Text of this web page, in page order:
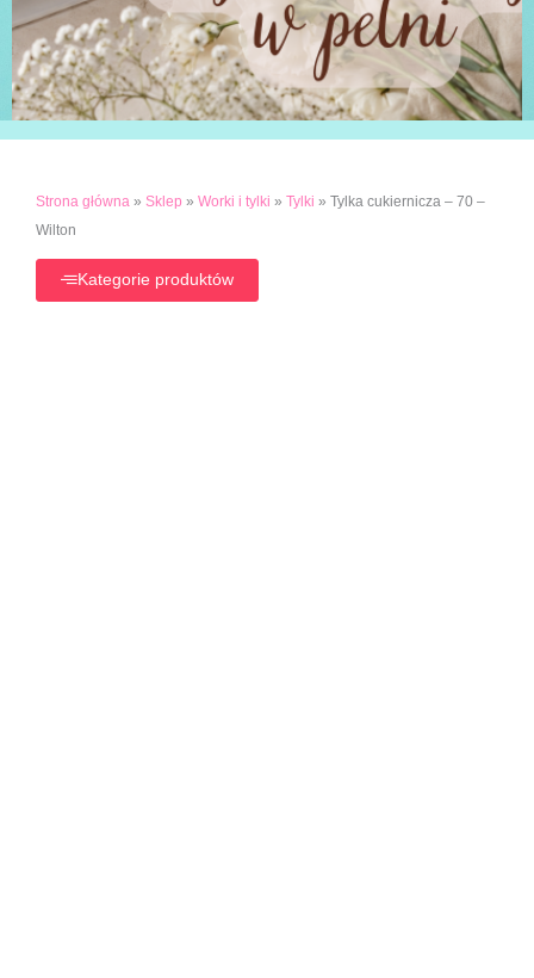
Strona główna » Sklep » Worki i tylki » Tylki » Tylka cukiernicza – 70 –
Wilton
Kategorie produktów